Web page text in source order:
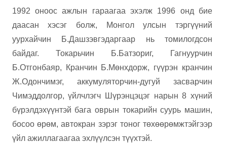
1992 оноос ажлын гараагаа эхэлж 1996 онд бие
даасан хэсэг болж, Монгол улсын тэргүүний
уурхайчин
Б.Дашзэвгэдаргаар нь томилогдсон
байдаг. Токарьчин Б.Батзориг, Гагнуурчин
Б.Отгонбаяр, Кранчин Б.Мөнхдорж, гүүрэн кранчин
Ж.Одончимэг, аккумуляторчин-дугуй засварчин
Чимэддолгор, үйлчлэгч Шүрэнцэцэг нарын 8 хүний
бүрэлдэхүүнтэй бага оврын токарийн суурь машин,
босоо өрөм, автокран зэрэг тоног төхөөрөмжтэйгээр
үйл ажиллагаагаа эхлүүлсэн түүхтэй.